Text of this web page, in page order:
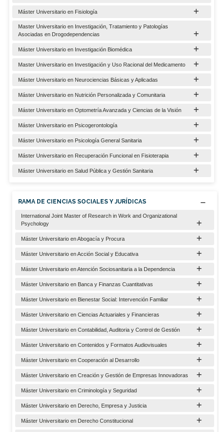
Máster Universitario en Fisiología
Master Universitario en Investigación, Tratamiento y Patologías
Asociadas en Drogodependencias
Máster Universitario en Investigación Biomédica
Master Universitario en Investigación y Uso Racional del Medicamento
Máster Universitario en Neurociencias Básicas y Aplicadas
Máster Universitario en Nutrición Personalizada y Comunitaria
Máster Universitario en Optometría Avanzada y Ciencias de la Visión
Máster Universitario en Psicogerontología
Máster Universitario en Psicología General Sanitaria
Máster Universitario en Recuperación Funcional en Fisioterapia
Máster Universitario en Salud Pública y Gestión Sanitaria
RAMA DE CIENCIAS SOCIALES Y JURÍDICAS
International Joint Master of Research in Work and Organizational
Psychology
Máster Universitario en Abogacía y Procura
Máster Universitario en Acción Social y Educativa
Máster Universitario en Atención Sociosanitaria a la Dependencia
Máster Universitario en Banca y Finanzas Cuantitativas
Máster Universitario en Bienestar Social: Intervención Familiar
Máster Universitario en Ciencias Actuariales y Financieras
Máster Universitario en Contabilidad, Auditoria y Control de Gestión
Máster Universitario en Contenidos y Formatos Audiovisuales
Máster Universitario en Cooperación al Desarrollo
Máster Universitario en Creación y Gestión de Empresas Innovadoras
Máster Universitario en Criminología y Seguridad
Máster Universitario en Derecho, Empresa y Justicia
Máster Universitario en Derecho Constitucional